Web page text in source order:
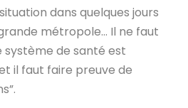
dans quelques jours
métropole… Il ne faut
de santé est
il faut faire preuve de